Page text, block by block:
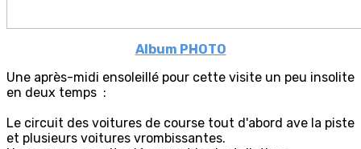
Album PHOTO
Une après-midi ensoleillé pour cette visite un peu insolite
en deux temps :
Le circuit des voitures de course tout d'abord ave la piste
et plusieurs voitures vrombissantes.